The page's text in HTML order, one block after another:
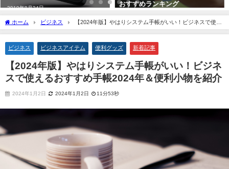
おすすめランキング
シェパード。
ホーム ビジネス
【2024年版】やはりシステム手帳がいい！ビジネスで使え
るおすすめ手帳2024年＆便利小物を紹介
ビジネス ビジネスアイテム 便利グッズ 新着記事
【2024年版】やはりシステム手帳がいい！ビジネ
スで使えるおすすめ手帳2024年＆便利小物を紹介
2024年1月2日 2024年1月2日 11分53秒